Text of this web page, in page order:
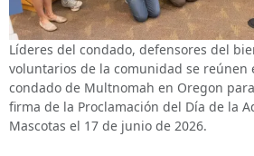
Líderes del condado, defensores del
voluntarios de la comunidad se reúnen
condado de Multnomah en Oregon
firma de la Proclamación del Día de la
Mascotas el 17 de junio de 2026.